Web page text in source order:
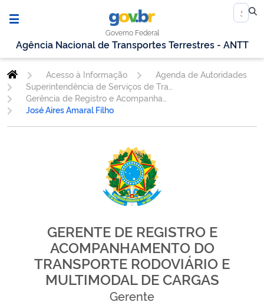
Governo Federal
Agência Nacional de Transportes Terrestres - ANTT
Acesso à Informação
Agenda de Autoridades
José Aires Amaral Filho
GERENTE DE REGISTRO E
ACOMPANHAMENTO DO
TRANSPORTE RODOVIÁRIO E
MULTIMODAL DE CARGAS
Gerente